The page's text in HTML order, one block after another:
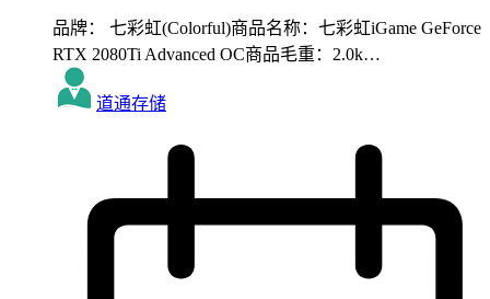
品牌： 七彩虹(Colorful)商品名称：七彩虹iGame GeForce
RTX 2080Ti Advanced OC商品毛重：2.0k…
道通存储